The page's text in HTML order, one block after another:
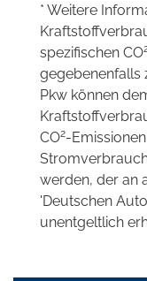
* Weitere
spezifischen CO
gegebenenfalls
Pkw können
CO2-
werden, der an
'Deutschen
unentgeltlich